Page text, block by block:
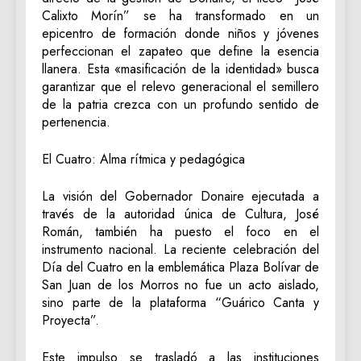
Calixto Morín” se ha transformado en un
epicentro de formación donde niños y jóvenes
perfeccionan el zapateo que define la esencia
llanera. Esta «masificación de la identidad» busca
garantizar que el relevo generacional el semillero
de la patria crezca con un profundo sentido de
pertenencia.
El Cuatro: Alma rítmica y pedagógica
La visión del Gobernador Donaire ejecutada a
través de la autoridad única de Cultura, José
Román, también ha puesto el foco en el
instrumento nacional. La reciente celebración del
Día del Cuatro en la emblemática Plaza Bolívar de
San Juan de los Morros no fue un acto aislado,
sino parte de la plataforma “Guárico Canta y
Proyecta”.